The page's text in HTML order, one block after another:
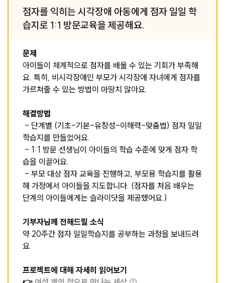
점자를 익히는 시각장애 아동에게 점자 일일 학
습지로 1:1 방문교육을 제공해요.
문제
아이들이 체계적으로 점자를 배울 수 있는 기회가 부족해
요. 특히, 비시각장애인 부모가 시각장애 자녀에게 점자를
가르쳐줄 수 있는 방법이 마땅치 않아요.
해결방법
- 단계별 (기초-기본-유창성-이해력-맞춤법) 점자 일일
학습지를 만들었어요.
- 1:1 방문 선생님이 아이들의 학습 수준에 맞게 점자 학
습을 이끌어요.
- 부모 대상 점자 교육을 진행하고, 부모용 학습지를 활용
해 가정에서 아이들을 지도합니다. (점자를 처음 배우는
단계의 아이들에게는 슬라이닷을 제공했어요.)
기부자님께 전해드릴 소식
약 20주간 점자 일일학습지를 공부하는 과정을 보내드려
요.
프로젝트에 대해 자세히 읽어보기